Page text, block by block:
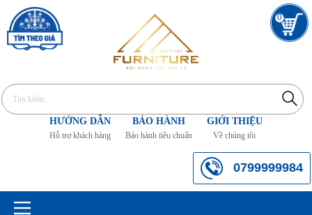
0
HƯỚNG DẪN
Hỗ trợ khách hàng
BẢO HÀNH
Bảo hành tiêu chuẩn
GIỚI THIỆU
Về chúng tôi
0799999984